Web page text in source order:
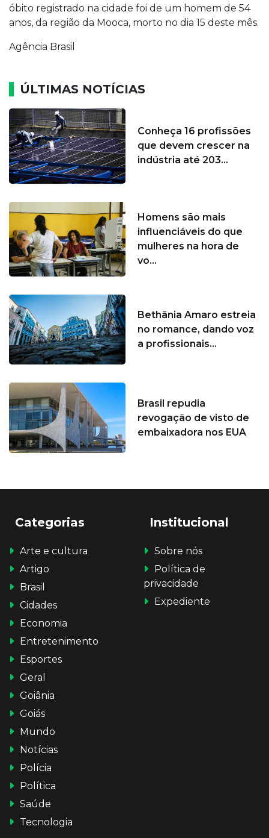
óbito registrado na cidade foi de um homem de 54
anos, da região da Mooca, morto no dia 15 deste mês.
Agência Brasil
ÚLTIMAS NOTÍCIAS
Conheça 16 profissões
que devem crescer na
indústria até 203...
Homens são mais
influenciáveis do que
mulheres na hora de
vo...
Bethânia Amaro estreia
no romance, dando voz
a profissionais...
Brasil repudia
revogação de visto de
embaixadora nos EUA
Categorias
Arte e cultura
Artigo
Brasil
Cidades
Economia
Entretenimento
Esportes
Geral
Goiânia
Goiás
Mundo
Notícias
Polícia
Política
Saúde
Tecnologia
Institucional
Sobre nós
Política de
privacidade
Expediente